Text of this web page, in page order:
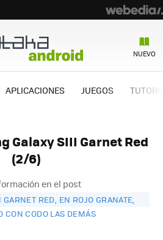
NUEVO
APLICACIONES JUEGOS
Galaxy SIII Garnet Red
(2/6)
en el post
RED, EN ROJO GRANATE,
CON CODO LAS DEMÁS